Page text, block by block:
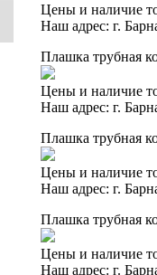
Цены и наличие
Наш адрес: г.
Плашка трубная
Цены и наличие
Наш адрес: г.
Плашка трубная
Цены и наличие
Наш адрес: г.
Плашка трубная
Цены и наличие
Наш адрес: г.